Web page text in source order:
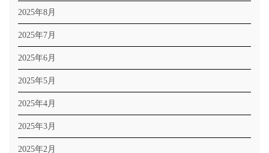
2025年8月
2025年7月
2025年6月
2025年5月
2025年4月
2025年3月
2025年2月